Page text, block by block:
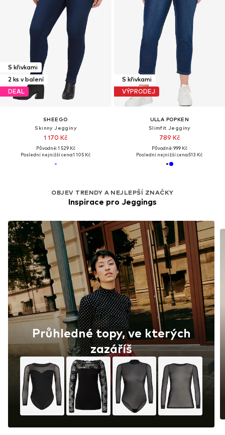
S křivkami
2 ks v balení
DEAL
SHEEGO
Skinny Jeggíny
1 170 Kč
Původně: 1 529 Kč
Poslední nejnižší cena:1 105 Kč
S křivkami
VÝPRODEJ
ULLA POPKEN
Slimfit Jeggíny
789 Kč
Původně: 999 Kč
Poslední nejnižší cena:513 Kč
OBJEV TRENDY A NEJLEPŠÍ ZNAČKY
Inspirace pro Jeggings
Průhledné topy, ve kterých
zazáříš